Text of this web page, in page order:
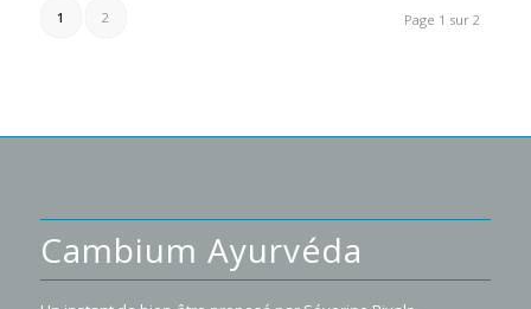
Page 1 sur 2
1 2
Cambium Ayurvéda